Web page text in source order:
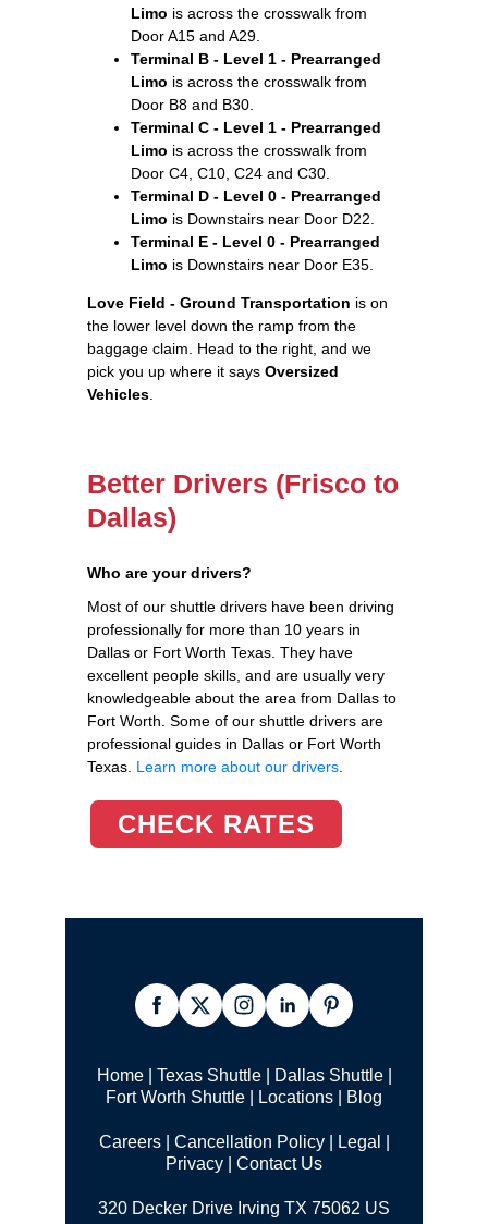
Limo is across the crosswalk from
Door A15 and A29.
Terminal B - Level 1 - Prearranged
Limo is across the crosswalk from
Door B8 and B30.
Terminal C - Level 1 - Prearranged
Limo is across the crosswalk from
Door C4, C10, C24 and C30.
Terminal D - Level 0 - Prearranged
Limo is Downstairs near Door D22.
Terminal E - Level 0 - Prearranged
Limo is Downstairs near Door E35.
Love Field - Ground Transportation is on
the lower level down the ramp from the
baggage claim. Head to the right, and we
pick you up where it says Oversized
Vehicles
Better Drivers (Frisco to
Dallas)
Who are your drivers?
Most of our shuttle drivers have been driving
professionally for more than 10 years in
Dallas or Fort Worth Texas. They have
excellent people skills, and are usually very
knowledgeable about the area from Dallas to
Fort Worth. Some of our shuttle drivers are
professional guides in Dallas or Fort Worth
Texas. Learn more about our drivers
CHECK RATES
Home| Texas Shuttle| Dallas Shuttle|
Fort Worth Shuttle
Locations Blog
Careers| Cancellation Policy|
Legal |
Privacy
Contact Us
320 Decker Drive Irving TX 75062 US